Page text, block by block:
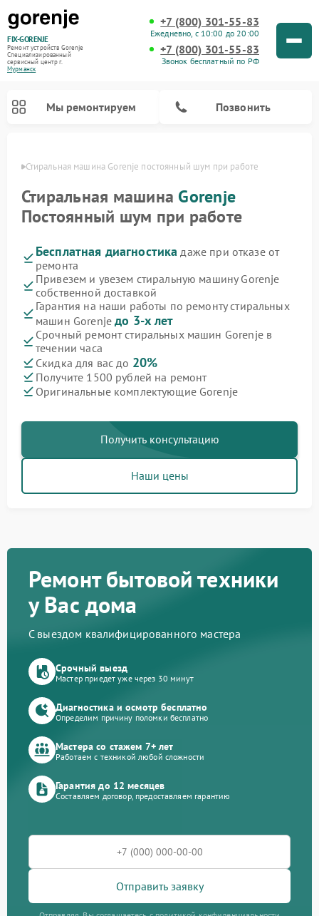
FIX-GORENJE
Ремонт устройств Gorenje
Специализированный
cервисный центр г.
Мурманск
+7 (800) 301-55-83
Ежедневно, с 10:00 до 20:00
+7 (800) 301-55-83
Звонок бесплатный по РФ
Мы ремонтируем Позвонить
Стиральная машина Gorenje постоянный шум при работе
Стиральная машина Gorenje
Постоянный шум при работе
Бесплатная диагностика даже при отказе от
ремонта
Привезем и увезем стиральную машину Gorenje
собственной доставкой
Гарантия на наши работы по ремонту стиральных
машин Gorenjeдо 3-х лет
Срочный ремонт стиральных машин Gorenje в
течении часа
Скидка для вас до 20%
Получите 1500 рублей на ремонт
Оригинальные комплектующие Gorenje
Получить консультацию
Наши цены
Ремонт бытовой техники
у Вас дома
С выездом квалифицированного мастера
Срочный выезд
Мастер приедет уже через 30 минут
Диагностика и осмотр бесплатно
Определим причину поломки бесплатно
Мастера со стажем 7+ лет
Работаем с техникой любой сложности
Гарантия до 12 месяцев
Составляем договор, предоставляем гарантию
Отправить заявку